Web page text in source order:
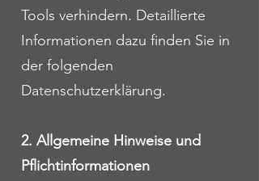
Tools verhindern. Detaillierte
Informationen dazu finden Sie in
der folgenden
Datenschutzerklärung.
2. Allgemeine Hinweise und
Pflichtinformationen